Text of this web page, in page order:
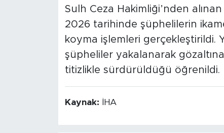
Sulh Ceza Hakimliği’nden
2026 tarihinde şüphelilerin
koyma işlemleri gerçekleştirildi.
şüpheliler yakalanarak
titizlikle sürdürüldüğü öğrenildi.
Kaynak: İHA